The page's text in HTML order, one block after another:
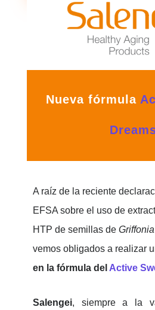
Nueva fórmula
A raíz de la reciente
EFSA sobre el uso de
HTP de semillas de
vemos obligados a realizar
en la fórmula del Active
Salengei, siempre a la